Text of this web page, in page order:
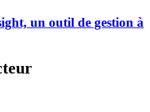
un outil de gestion à